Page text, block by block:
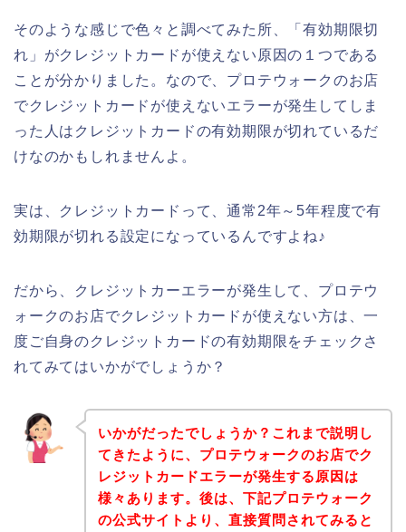
そのような感じで色々と調べてみた所、「有効期限切
れ」がクレジットカードが使えない原因の１つである
ことが分かりました。なので、プロテウォークのお店
でクレジットカードが使えないエラーが発生してしま
った人はクレジットカードの有効期限が切れているだ
けなのかもしれませんよ。
実は、クレジットカードって、通常2年～5年程度で有
効期限が切れる設定になっているんですよね♪
だから、クレジットカーエラーが発生して、プロテウ
ォークのお店でクレジットカードが使えない方は、一
度ご自身のクレジットカードの有効期限をチェックさ
れてみてはいかがでしょうか？
いかがだったでしょうか？これまで説明し
てきたように、プロテウォークのお店でク
レジットカードエラーが発生する原因は
様々あります。後は、下記プロテウォーク
の公式サイトより、直接質問されてみると